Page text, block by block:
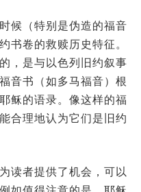
候（特别是伪造的福音
书卷的救赎历史特征。
，是与以色列旧约叙事
音书（如多马福音）根
稣的语录。像这样的福
合理地认为它们是旧约
读者提供了机会，可以